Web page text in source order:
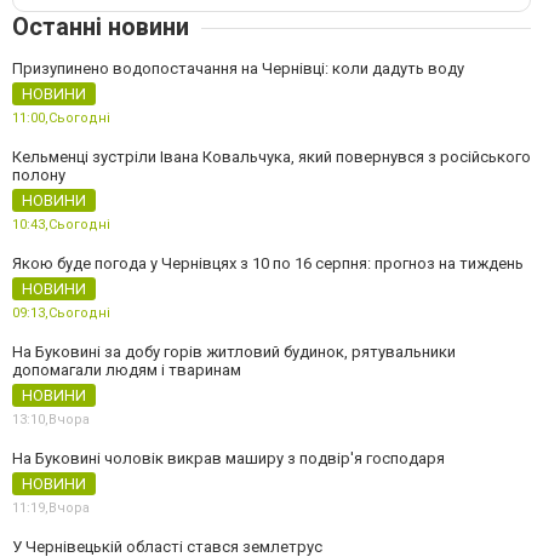
Останні новини
Призупинено водопостачання на Чернівці: коли дадуть воду
НОВИНИ
11:00, Сьогодні
Кельменці зустріли Івана Ковальчука, який повернувся з російського
полону
НОВИНИ
10:43, Сьогодні
Якою буде погода у Чернівцях з 10 по 16 серпня: прогноз на тиждень
НОВИНИ
09:13, Сьогодні
На Буковині за добу горів житловий будинок, рятувальники
допомагали людям і тваринам
НОВИНИ
13:10, Вчора
На Буковині чоловік викрав маширу з подвір'я господаря
НОВИНИ
11:19, Вчора
У Чернівецькій області стався землетрус